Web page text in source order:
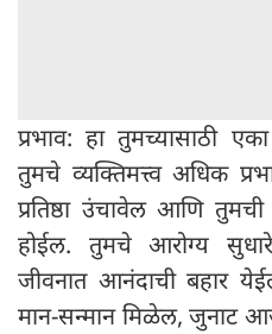
प्रभाव: हा तुमच्यासाठी
तुमचे व्यक्तिमत्त्व अधिक
प्रतिष्ठा उंचावेल आणि
होईल. तुमचे आरोग्य
जीवनात आनंदाची बहार
मान-सन्मान मिळेल, जुनाट